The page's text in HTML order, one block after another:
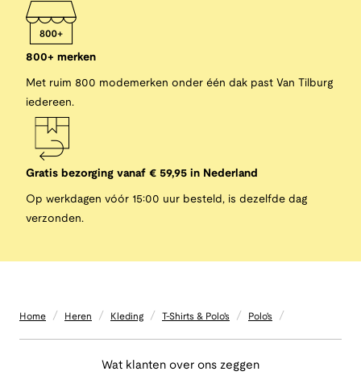
800+ merken
Met ruim 800 modemerken onder één dak past Van Tilburg
iedereen.
Gratis bezorging vanaf € 59,95 in Nederland
Op werkdagen vóór 15:00 uur besteld, is dezelfde dag
verzonden.
Home / Heren / Kleding / T-Shirts & Polo's / Polo's /
Wat klanten over ons zeggen